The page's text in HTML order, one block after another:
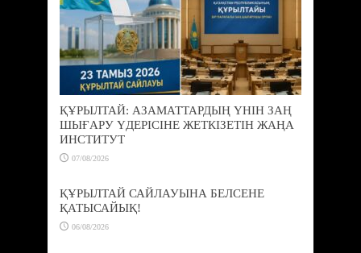
ҚҰРЫЛТАЙ: АЗАМАТТАРДЫҢ ҮНІН ЗАҢ
ШЫҒАРУ ҮДЕРІСІНЕ ЖЕТКІЗЕТІН ЖАҢА
ИНСТИТУТ
07/08/2026
ҚҰРЫЛТАЙ САЙЛАУЫНА БЕЛСЕНЕ
ҚАТЫСАЙЫҚ!
06/08/2026